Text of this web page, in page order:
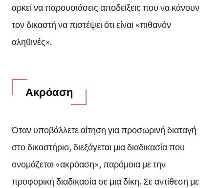
αρκεί να παρουσιάσεις αποδείξεις που να κάνουν
τον δικαστή να πιστέψει ότι είναι «πιθανόν
αληθινές».
Ακρόαση
Όταν υποβάλλετε αίτηση για προσωρινή διαταγή
στο δικαστήριο, διεξάγεται μια διαδικασία που
ονομάζεται «ακρόαση», παρόμοια με την
προφορική διαδικασία σε μια δίκη. Σε αντίθεση με